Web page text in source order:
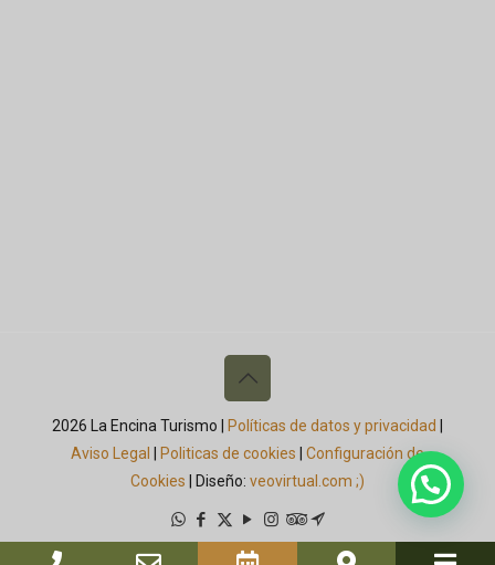
2026 La Encina Turismo | Políticas de datos y privacidad
Aviso Legal
Politicas de cookies
Configuración de
Cookies | Diseño: veovirtual.com ;)